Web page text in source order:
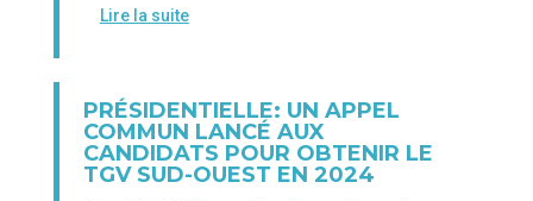
Lire la suite
PRÉSIDENTIELLE: UN APPEL
COMMUN LANCÉ AUX
CANDIDATS POUR OBTENIR LE
TGV SUD-OUEST EN 2024